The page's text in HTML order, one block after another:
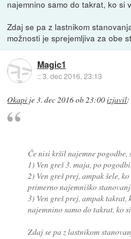
najemnino samo do takrat, ko si
Zdaj se pa z lastnikom
možnosti je sprejemljiva za obe
Magic1
::3. dec 2016, 23:13
Okapi je3. dec 2016 ob 23:00izjavil:
Če nisi kršil najemne
1) Ven greš 3. maja, po pogodbi.
2) Ven greš prej, ampak šele,
primerno najemniško
3) Ven greš prej, ampak
najemnino samo do takrat, ko
Zdaj se pa z lastnikom